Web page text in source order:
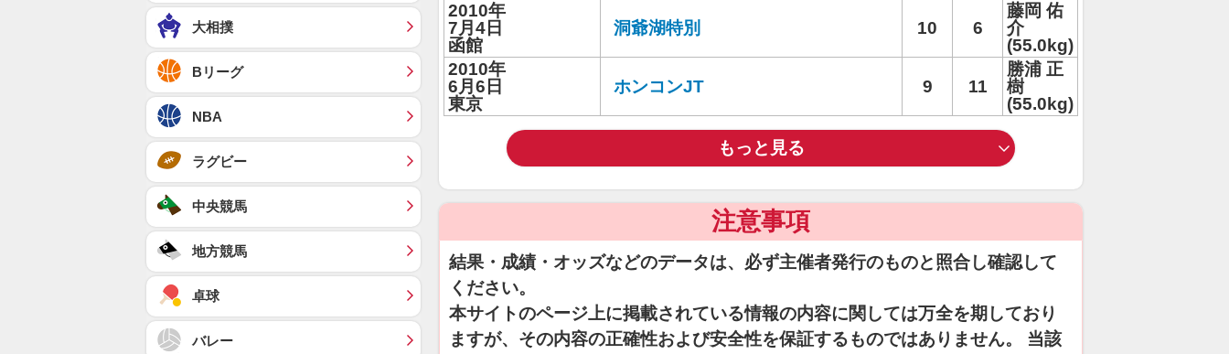
2010年
7月4日
函館
洞爺湖特別 10 6
藤岡 佑
介
(55.0kg)
2010年
6月6日
東京
ホンコンJT 9 11
勝浦 正
樹
(55.0kg)
もっと見る
注意事項
結果・成績・オッズなどのデータは、必ず主催者発行のものと照合し確認して
ください。
本サイトのページ上に掲載されている情報の内容に関しては万全を期しており
ますが、その内容の正確性および安全性を保証するものではありません。 当該
大相撲
Bリーグ
NBA
ラグビー
中央競馬
地方競馬
卓球
バレー